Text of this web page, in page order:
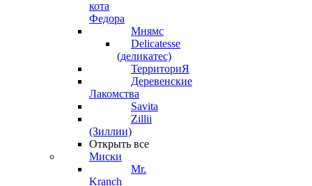
кота
Федора
Мнямс
Delicatesse
(деликатес)
ТерриториЯ
Деревенские
Лакомства
Savita
Zillii
(Зиллии)
Открыть все
Миски
Mr.
Kranch